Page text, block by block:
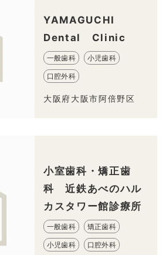
YAMAGUCHI
Dental Clinic
一般歯科 小児歯科
口腔外科
大阪府大阪市阿倍野区
小室歯科・矯正歯
科 近鉄あべのハル
カスタワー館診療所
一般歯科 矯正歯科
小児歯科 口腔外科